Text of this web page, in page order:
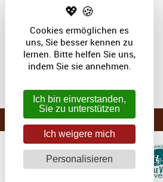
Cookies ermöglichen es
uns, Sie besser kennen zu
lernen. Bitte helfen Sie uns,
indem Sie sie annehmen.
Ich bin einverstanden,
Sie zu unterstützen
Ich weigere mich
Personalisieren